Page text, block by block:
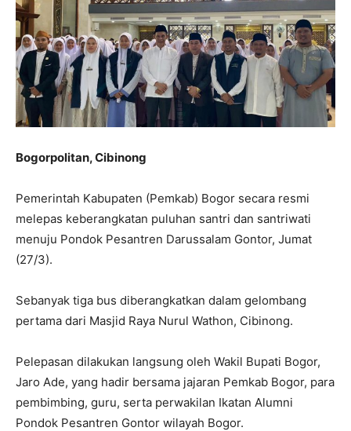
Bogorpolitan, Cibinong
Pemerintah Kabupaten (Pemkab) Bogor secara resmi
melepas keberangkatan puluhan santri dan santriwati
menuju Pondok Pesantren Darussalam Gontor, Jumat
(27/3).
Sebanyak tiga bus diberangkatkan dalam gelombang
pertama dari Masjid Raya Nurul Wathon, Cibinong.
Pelepasan dilakukan langsung oleh Wakil Bupati Bogor,
Jaro Ade, yang hadir bersama jajaran Pemkab Bogor, para
pembimbing, guru, serta perwakilan Ikatan Alumni
Pondok Pesantren Gontor wilayah Bogor.